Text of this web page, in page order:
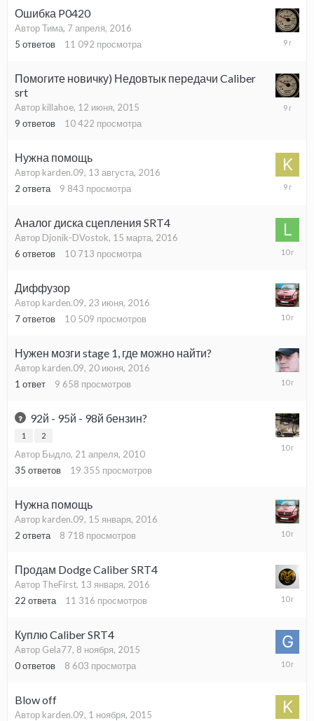
Ошибка P0420
Автор Тима, 7 апреля, 2016
5 ответов 11 092 просмотра
26
Помогите новичку) Недовтык передачи Caliber
srt
Автор killahoe, 12 июня, 2015
9 ответов 10 422 просмотра
Нужна помощь
Автор karden.09, 13 августа, 2016
2 ответа 9 843 просмотра
15
Аналог диска сцепления SRT4
Автор Djonik-DVostok, 15 марта, 2016
6 ответов 10 713 просмотра
Диффузор
Автор karden.09, 23 июня, 2016
7ответов 10 509 просмотров
29
Нужен мозги stage 1, где можно найти?
Автор karden.09, 20 июня, 2016
1 ответ 9 658 просмотров
21
92й - 95й - 98й бензин?
1 2
Автор Быдло, 21 апреля, 2010
35 ответов 19 355 просмотров
Нужна помощь
Автор karden.09, 15 января, 2016
2 ответа 8 718 просмотров
21
Продам Dodge Caliber SRT4
Автор TheFirst, 13 января, 2016
22 ответа 11 316 просмотров
14
Куплю Caliber SRT4
Автор Gela77, 8 ноября, 2015
0ответов 8 603 просмотра
Blow off
Автор karden.09, 1 ноября, 2015